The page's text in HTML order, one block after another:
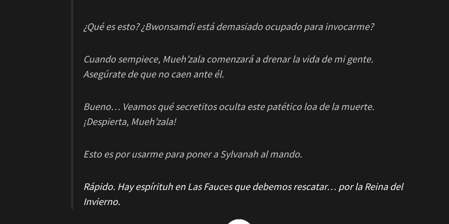
¿Qué es esto? ¿Bwonsamdi está demasiado ocupado para invocarme?
Cuando sempiece, Mueh’zala comenzará a drenar la vida de mi gente.
Asegúrate de que no caen ante él.
Bueno… Veamos qué secretitos oculta este patético loa de la muerte.
¡Despierta, Mueh’zala!
Esto es por usarme para poner a Sylvanah al mando.
Rápido. Hay espírituh en Las Fauces que debemos rescatar… por la Reina del
Invierno.